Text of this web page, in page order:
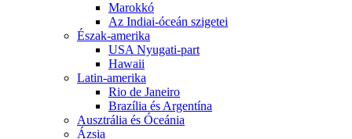
Marokkó
Az Indiai-óceán szigetei
Észak-amerika
USA Nyugati-part
Hawaii
Latin-amerika
Rio de Janeiro
Brazília és Argentína
Ausztrália és Óceánia
Ázsia